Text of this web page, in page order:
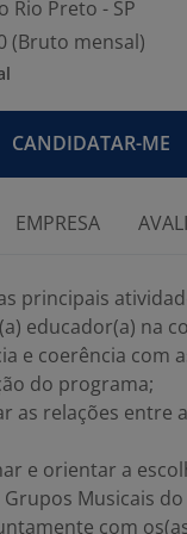
Rio Preto - SP
(Bruto mensal)
CANDIDATAR-ME
EMPRESA
principais
educador(a) na
e coerência com
do programa;
as relações entre
e orientar a
Musicais
com